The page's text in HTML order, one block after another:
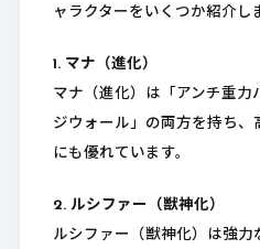
ャラクターをいくつか紹介し
1. マナ（進化）
マナ（進化）は「アンチ重力
ジウォール」の両方を持ち、
にも優れています。
2. ルシファー（獣神化）
ルシファー（獣神化）は強力